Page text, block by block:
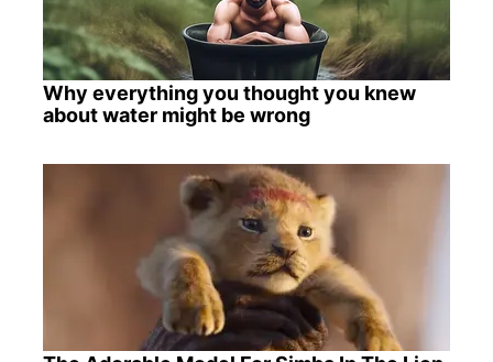
Why everything you thought you knew
about water might be wrong